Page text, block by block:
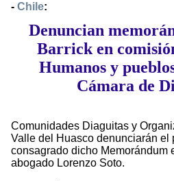
- Chile:
Denuncian
Barrick en
Humanos y
Cámara de
Comunidades Diaguitas y
Valle del Huasco denunciarán el
consagrado dicho Memorándum
abogado Lorenzo Soto.